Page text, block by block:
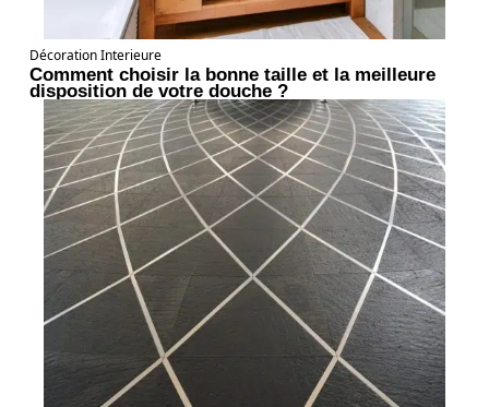
Décoration Interieure
Comment choisir la bonne taille et la meilleure
disposition de votre douche ?